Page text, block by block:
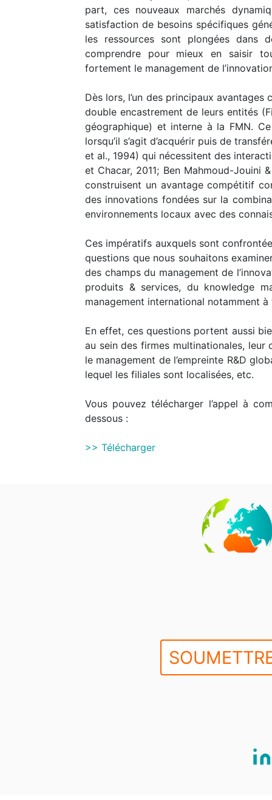
part, ces nouveaux marchés
satisfaction de besoins spécifiques
les ressources sont plongées dans
comprendre pour mieux en saisir
fortement le management de
Dès lors, l’un des principaux
double encastrement de leurs entités
géographique) et interne à la FMN.
lorsqu’il s’agit d’acquérir puis de
et al., 1994) qui nécessitent des
et Chacar, 2011; Ben Mahmoud-Jouini
construisent un avantage compétitif
des innovations fondées sur la
environnements locaux avec des
Ces impératifs auxquels sont
questions que nous souhaitons
des champs du management de
produits & services, du knowledge
management international notamment
En effet, ces questions portent aussi
au sein des firmes multinationales, leur
le management de l’empreinte R&D
lequel les filiales sont localisées, etc.
Vous pouvez télécharger l’appel à
dessous :
>> Télécharger